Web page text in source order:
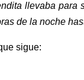
llevaba
de la noche
sigue: